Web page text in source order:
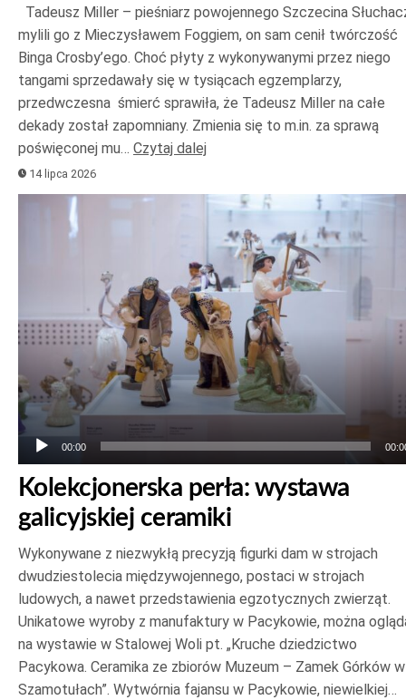
Tadeusz Miller – pieśniarz powojennego Szczecina
mylili go z Mieczysławem Foggiem, on sam cenił twórczość
Binga Crosby’ego. Choć płyty z wykonywanymi przez niego
tangami sprzedawały się w tysiącach egzemplarzy,
przedwczesna śmierć sprawiła, że Tadeusz Miller na całe
dekady został zapomniany. Zmienia się to m.in. za sprawą
poświęconej mu… Czytaj dalej
14 lipca 2026
Odtwarzacz
00:00
Kolekcjonerska perła: wystawa
galicyjskiej ceramiki
Wykonywane z niezwykłą precyzją figurki dam w strojach
dwudziestolecia międzywojennego, postaci w strojach
ludowych, a nawet przedstawienia egzotycznych zwierząt.
Unikatowe wyroby z manufaktury w Pacykowie, można
na wystawie w Stalowej Woli pt. „Kruche dziedzictwo
Pacykowa. Ceramika ze zbiorów Muzeum – Zamek Górków w
Szamotułach”. Wytwórnia fajansu w Pacykowie, niewielkiej…